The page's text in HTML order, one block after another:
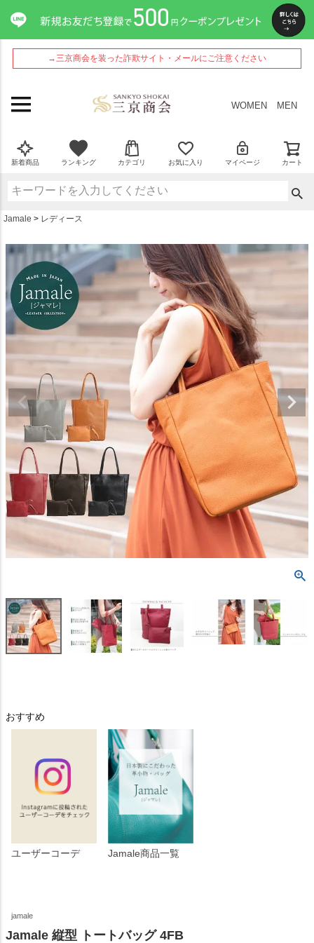
→三京商会を装った詐欺サイト・メールにご注意ください
WOMEN MEN
新着商品 ランキング カテゴリ お気に入り マイページ カート
Jamale レディース
おすすめ
ユーザーコーデ Jamale商品一覧
jamale
Jamale 縦型 トートバッグ 4FB
ペー
ジト
ップ
へ